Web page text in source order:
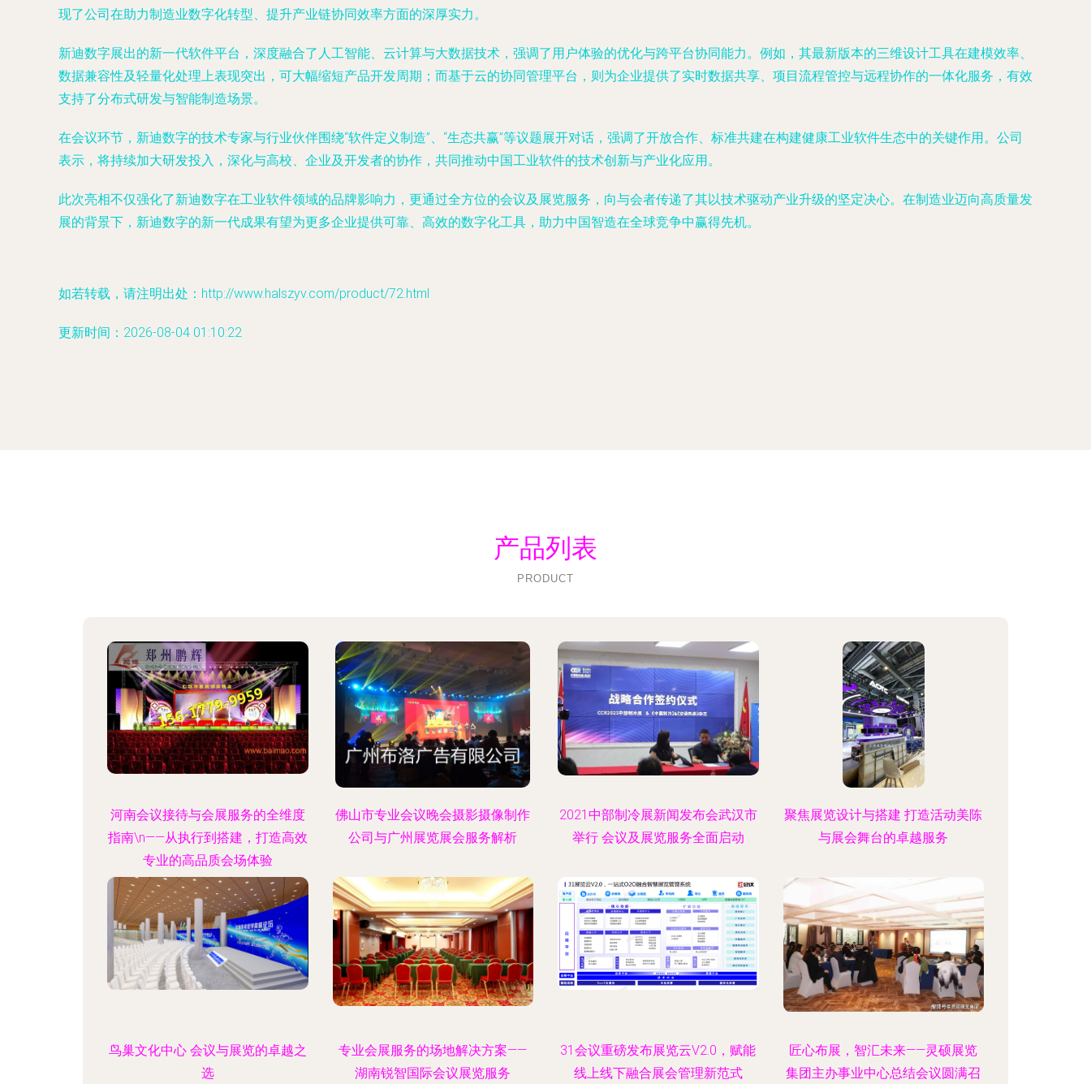
现了公司在助力制造业数字化转型、提升产业链协同效率方面的深厚实力。
新迪数字展出的新一代软件平台，深度融合了人工智能、云计算与大数据技术，强调了用户体验的优化与跨平台协同能力。例如，其最新版本的三维设计工具在建模效率、
数据兼容性及轻量化处理上表现突出，可大幅缩短产品开发周期；而基于云的协同管理平台，则为企业提供了实时数据共享、项目流程管控与远程协作的一体化服务，有效
支持了分布式研发与智能制造场景。
在会议环节，新迪数字的技术专家与行业伙伴围绕“软件定义制造”、“生态共赢”等议题展开对话，强调了开放合作、标准共建在构建健康工业软件生态中的关键作用。公司
表示，将持续加大研发投入，深化与高校、企业及开发者的协作，共同推动中国工业软件的技术创新与产业化应用。
此次亮相不仅强化了新迪数字在工业软件领域的品牌影响力，更通过全方位的会议及展览服务，向与会者传递了其以技术驱动产业升级的坚定决心。在制造业迈向高质量发
展的背景下，新迪数字的新一代成果有望为更多企业提供可靠、高效的数字化工具，助力中国智造在全球竞争中赢得先机。
如若转载，请注明出处：http://www.halszyv.com/product/72.html
更新时间：2026-08-04 01:10:22
产品列表
PRODUCT
河南会议接待与会展服务的全维度
指南\n——从执行到搭建，打造高效
专业的高品质会场体验
佛山市专业会议晚会摄影摄像制作
公司与广州展览展会服务解析
2021中部制冷展新闻发布会武汉市
举行 会议及展览服务全面启动
聚焦展览设计与搭建 打造活动美陈
与展会舞台的卓越服务
鸟巢文化中心 会议与展览的卓越之
选
专业会展服务的场地解决方案——
湖南锐智国际会议展览服务
31会议重磅发布展览云V2.0，赋能
线上线下融合展会管理新范式
匠心布展，智汇未来——灵硕展览
集团主办事业中心总结会议圆满召